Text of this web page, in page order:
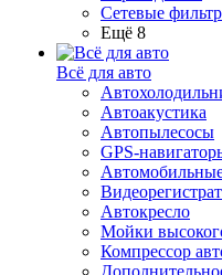
Сетевые
Ещё 8
Всё для авто
Автоакустика
Автопылесосы
GPS-
Автокресло
Мойки
Компрессор